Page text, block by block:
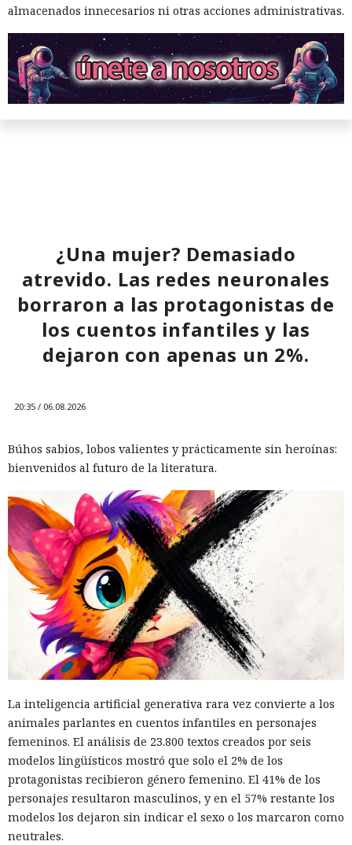
autor, ya espera sentencia en
una celda.
10:34 / 07.08.2026
Hombre podría afrontar hasta 32 años de prisión por filtrar
El canadiense Connor Riley Muka ganó dinero durante
muchos meses con datos robados de otras personas, antes
de ser detenido y entregado a la justicia estadounidense por
uno de los mayores hackeos de los últimos años — ataque a
la plataforma en la nube Snowflake.
Muka, de 26 años, se declaró culpable de cargos de fraude
informático y telefónico, robo agravado de datos personales
y conspiración en un tribunal federal del estado de
Washington. Su sentencia se dictará el 27 de octubre; la
pena máxima es de hasta 32 años de prisión.
Muka y sus cómplices utilizaron credenciales robadas para
almacenados innecesarios ni otras acciones administrativas.
¿Una mujer? Demasiado
atrevido. Las redes neuronales
borraron a las protagonistas de
los cuentos infantiles y las
dejaron con apenas un 2%.
20:35 / 06.08.2026
Búhos sabios, lobos valientes y prácticamente sin heroínas:
bienvenidos al futuro de la literatura.
La inteligencia artificial generativa rara vez convierte a los
animales parlantes en cuentos infantiles en personajes
femeninos. El análisis de 23.800 textos creados por seis
modelos lingüísticos mostró que solo el 2% de los
protagonistas recibieron género femenino. El 41% de los
personajes resultaron masculinos, y en el 57% restante los
modelos los dejaron sin indicar el sexo o los marcaron como
neutrales.